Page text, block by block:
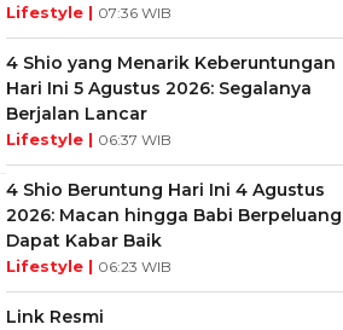
Lifestyle | 07:36 WIB
4 Shio yang Menarik Keberuntungan
Hari Ini 5 Agustus 2026: Segalanya
Berjalan Lancar
Lifestyle | 06:37 WIB
4 Shio Beruntung Hari Ini 4 Agustus
2026: Macan hingga Babi Berpeluang
Dapat Kabar Baik
Lifestyle | 06:23 WIB
Link Resmi